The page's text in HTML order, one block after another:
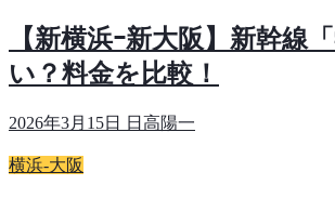
【新横浜ｰ新大阪】新幹線
い？料金を比較！
2026年3月15日 日高陽一
横浜-大阪